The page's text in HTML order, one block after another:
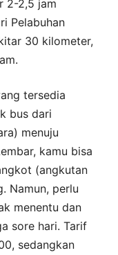
2-2,5 jam
Pelabuhan
30 kilometer,
tersedia
bus dari
menuju
kamu bisa
(angkutan
Namun, perlu
menentu dan
sore hari. Tarif
sedangkan